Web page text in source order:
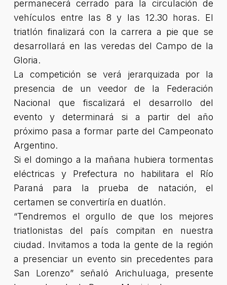
permanecerá cerrado para la circulación de
vehículos entre las 8 y las 12.30 horas. El
triatlón finalizará con la carrera a pie que se
desarrollará en las veredas del Campo de la
Gloria.
La competición se verá jerarquizada por la
presencia de un veedor de la Federación
Nacional que fiscalizará el desarrollo del
evento y determinará si a partir del año
próximo pasa a formar parte del Campeonato
Argentino.
Si el domingo a la mañana hubiera tormentas
eléctricas y Prefectura no habilitara el Río
Paraná para la prueba de natación, el
certamen se convertiría en duatlón.
“Tendremos el orgullo de que los mejores
triatlonistas del país compitan en nuestra
ciudad. Invitamos a toda la gente de la región
a presenciar un evento sin precedentes para
San Lorenzo” señaló Arichuluaga, presente